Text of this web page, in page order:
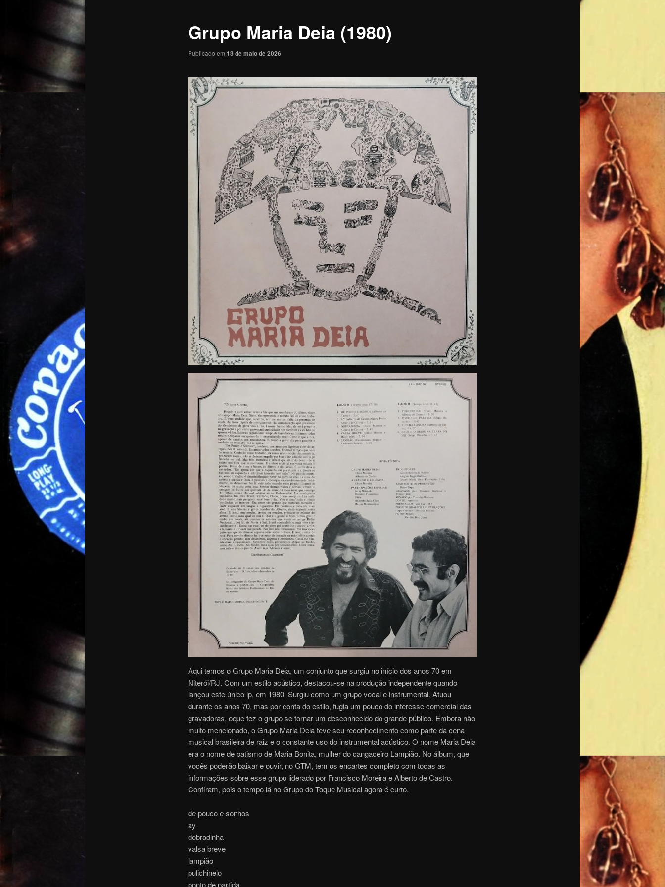
Grupo Maria Deia (1980)
Publicado em 13 de maio de 2026
Aqui temos o Grupo Maria Deia, um conjunto que surgiu no início dos anos 70 em
Niterói/RJ. Com um estilo acústico, destacou-se na produção independente quando
lançou este único lp, em 1980. Surgiu como um grupo vocal e instrumental. Atuou
durante os anos 70, mas por conta do estilo, fugia um pouco do interesse comercial das
gravadoras, oque fez o grupo se tornar um desconhecido do grande público. Embora não
muito mencionado, o Grupo Maria Deia teve seu reconhecimento como parte da cena
musical brasileira de raiz e o constante uso do instrumental acústico. O nome Maria Deia
era o nome de batismo de Maria Bonita, mulher do cangaceiro Lampião. No álbum, que
vocês poderão baixar e ouvir, no GTM, tem os encartes completo com todas as
informações sobre esse grupo liderado por Francisco Moreira e Alberto de Castro.
Confiram, pois o tempo lá no Grupo do Toque Musical agora é curto.
de pouco e sonhos
ay
dobradinha
valsa breve
lampião
pulichinelo
ponto de partida